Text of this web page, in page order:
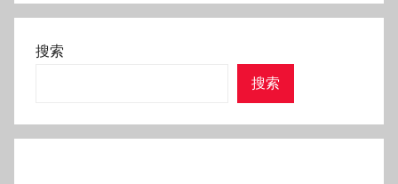
搜索
搜索